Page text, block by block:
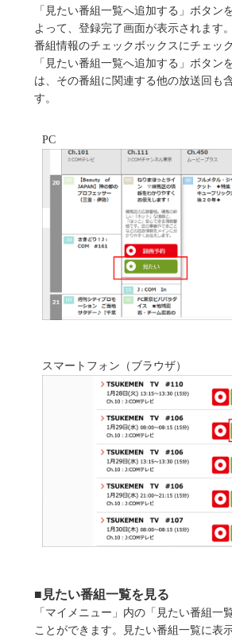
「見たい番組一覧へ追加する」ボタン
よって、登録完了画面が表示されます
番組情報のチェックボックスにチェッ
「見たい番組一覧へ追加する」ボタン
は、その番組に関連する他の放送回も
す。
PC
スマートフォン（ブラウザ）
■見たい番組一覧を見る
「マイメニュー」内の「見たい番組一
ことができます。見たい番組一覧に表